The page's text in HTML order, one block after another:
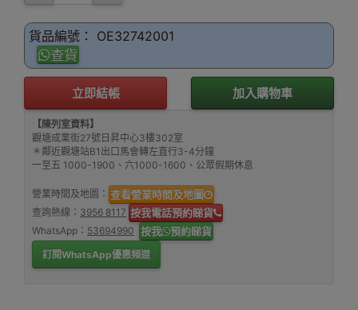
貨品編號： OE32742001
查貨
立即結帳 加入購物車
【陳列室資料】
觀塘成業街27號日昇中心3樓302室
＊鄰近觀塘站B1出口馬會轉左直行3-4分鐘
一至五 1000-1900、六1000-1600、公眾假期休息
營業時間及地圖： 查看營業時間及地圖
查詢熱線： 3956 8117 按我電話預約睇貨
WhatsApp： 53694990 按我 預約睇貨
訂閱WhatsApp優惠頻道